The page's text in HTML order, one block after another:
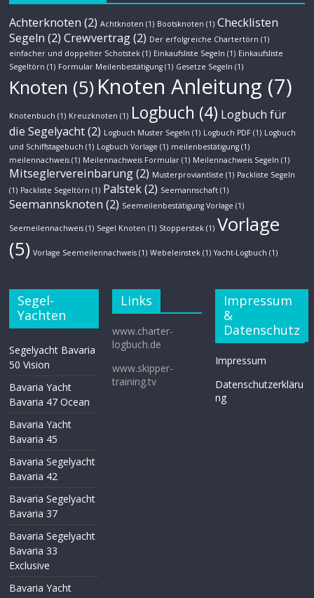
Achterknoten (2) Achtknoten (1) Bootsknoten (1) Checklisten
Segeln (2) Crewvertrag(2) Der erfolgreiche Chartertörn (1)
einfacher und doppelter Schotstek (1) Einkaufsliste Segeln (1) Einkaufsliste
Segeltörn (1) Formular Meilenbestätigung (1) Gesetze Segeln (1)
Knoten (5) Knoten Anleitung (7)
Knotenbuch (1) Kreuzknoten (1) Logbuch (4) Logbuch für
die Segelyacht(2) Logbuch Muster Segeln (1) Logbuch PDF (1) Logbuch
und Schiffstagebuch (1) Logbuch Vorlage (1) meilenbestätigung (1)
meilennachweis (1) Meilennachweis Formular (1) Meilennachweis Segeln (1)
Mitseglervereinbarung(2) Musterproviantliste (1) Packliste Segeln
(1) Packliste Segeltörn (1) Palstek(2) Seemannschaft (1)
Seemannsknoten (2) Seemeilenbestätigung Vorlage (1)
Seemeilennachweis (1) Segel Knoten (1) Stopperstek (1) Vorlage
(5) Vorlage Seemeilennachweis (1) Webeleinstek (1) Yacht-Logbuch (1)
Segel-
Yachten
Segelyacht Bavaria
50 Vision
Bavaria Yacht
Bavaria 47 Ocean
Bavaria Yacht
Bavaria 45
Bavaria Segelyacht
Bavaria 42
Bavaria Segelyacht
Bavaria 37
Bavaria Segelyacht
Bavaria 33
Exclusive
Bavaria Yacht
Links
www.charter-
logbuch.de
www.skipper-
training.tv
Impressum
&
Datenschutz
Impressum
Datenschutzerkläru
ng